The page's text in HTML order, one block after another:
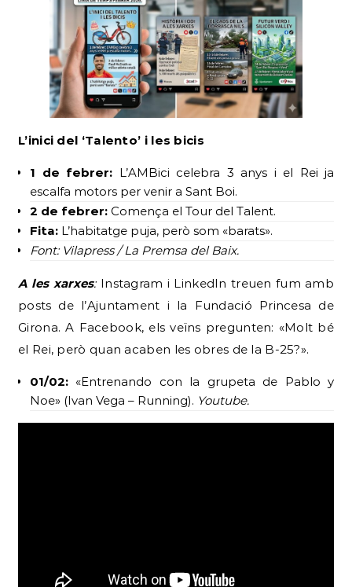
L’inici del ‘Talento’ i les bicis
1 de febrer: L’AMBici celebra 3 anys i el Rei ja
escalfa motors per venir a Sant Boi.
2 de febrer: Comença el Tour del Talent.
Fita: L’habitatge puja, però som «barats».
Font: Vilapress / La Premsa del Baix.
A les xarxes:Instagram i LinkedIn treuen fum amb
posts de l’Ajuntament i la Fundació Princesa de
Girona. A Facebook, els veïns pregunten: «Molt bé
el Rei, però quan acaben les obres de la B-25?».
01/02: «Entrenando con la grupeta de Pablo y
Noe» (Ivan Vega – Running). Youtube.